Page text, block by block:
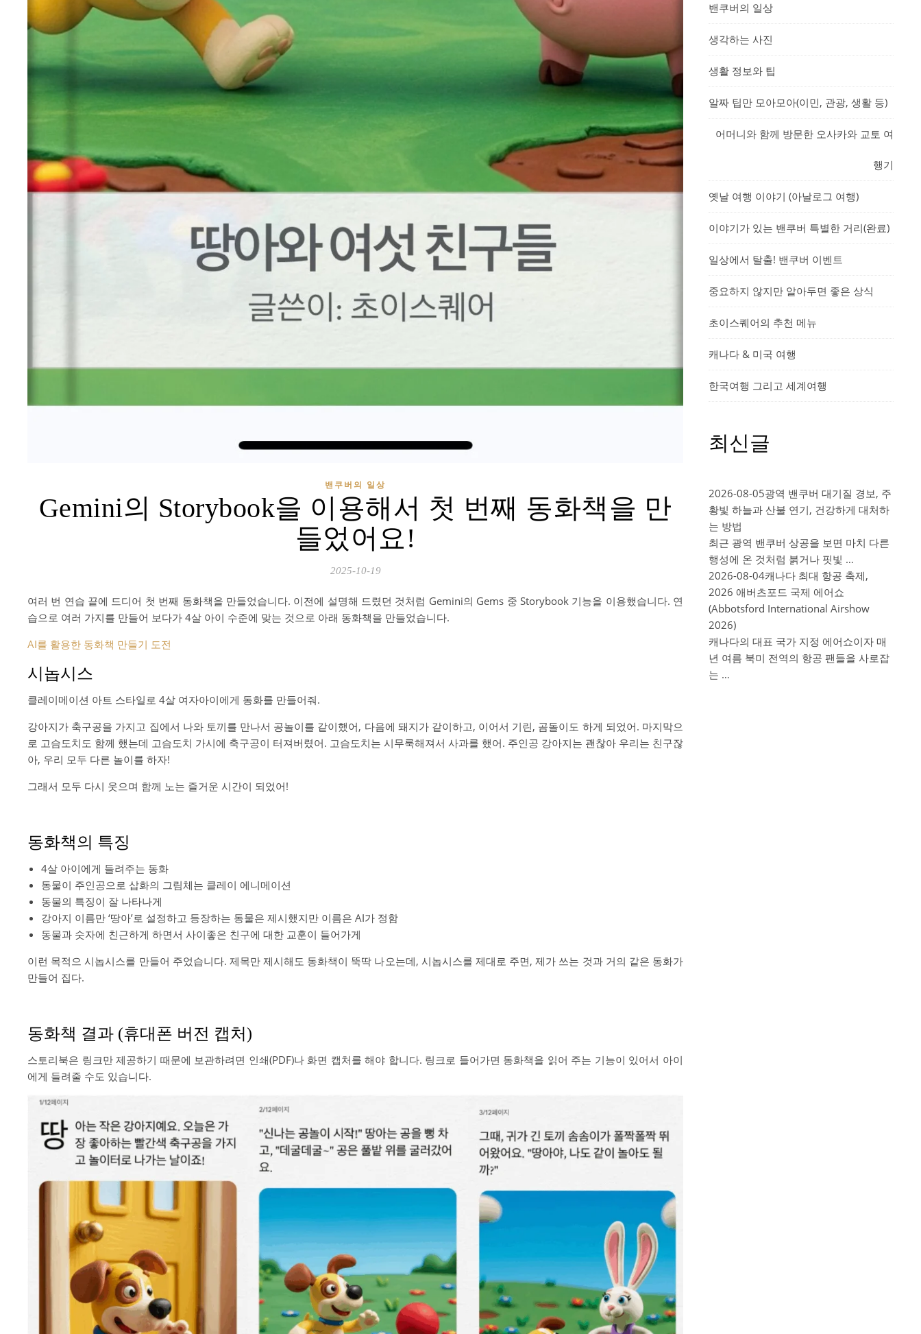
밴쿠버의 일상
Gemini의 Storybook을 이용해서 첫 번째 동화책을 만
들었어요!
2025-10-19
여러 번 연습 끝에 드디어 첫 번째 동화책을 만들었습니다. 이전에 설명해 드렸던 것처럼 Gemini의 Gems 중 Storybook 기능을 이용했습니다. 연
습으로 여러 가지를 만들어 보다가 4살 아이 수준에 맞는 것으로 아래 동화책을 만들었습니다.
AI를 활용한 동화책 만들기 도전
시놉시스
클레이메이션 아트 스타일로 4살 여자아이에게 동화를 만들어줘.
강아지가 축구공을 가지고 집에서 나와 토끼를 만나서 공놀이를 같이했어, 다음에 돼지가 같이하고, 이어서 기린, 곰돌이도 하게 되었어. 마지막으
로 고슴도치도 함께 했는데 고슴도치 가시에 축구공이 터져버렸어. 고슴도치는 시무룩해져서 사과를 했어. 주인공 강아지는 괜찮아 우리는 친구잖
아, 우리 모두 다른 놀이를 하자!
그래서 모두 다시 웃으며 함께 노는 즐거운 시간이 되었어!
동화책의 특징
4살 아이에게 들려주는 동화
동물이 주인공으로 삽화의 그림체는 클레이 에니메이션
동물의 특징이 잘 나타나게
강아지 이름만 ‘땅아’로 설정하고 등장하는 동물은 제시했지만 이름은 AI가 정함
동물과 숫자에 친근하게 하면서 사이좋은 친구에 대한 교훈이 들어가게
이런 목적으 시놉시스를 만들어 주었습니다. 제목만 제시해도 동화책이 뚝딱 나오는데, 시놉시스를 제대로 주면, 제가 쓰는 것과 거의 같은 동화가
만들어 집다.
동화책 결과 (휴대폰 버전 캡처)
스토리북은 링크만 제공하기 때문에 보관하려면 인쇄(PDF)나 화면 캡처를 해야 합니다. 링크로 들어가면 동화책을 읽어 주는 기능이 있어서 아이
에게 들려줄 수도 있습니다.
밴쿠버의 일상
생각하는 사진
생활 정보와 팁
알짜 팁만 모아모아(이민, 관광, 생활 등)
어머니와 함께 방문한 오사카와 교토 여
행기
옛날 여행 이야기 (아날로그 여행)
이야기가 있는 밴쿠버 특별한 거리(완료)
일상에서 탈출! 밴쿠버 이벤트
중요하지 않지만 알아두면 좋은 상식
초이스퀘어의 추천 메뉴
캐나다 & 미국 여행
한국여행 그리고 세계여행
최신글
2026-08-05광역 밴쿠버 대기질 경보, 주
황빛 하늘과 산불 연기, 건강하게 대처하
는 방법
최근 광역 밴쿠버 상공을 보면 마치 다른
행성에 온 것처럼 붉거나 핏빛 …
2026-08-04캐나다 최대 항공 축제,
2026 애버츠포드 국제 에어쇼
(Abbotsford International Airshow
2026)
캐나다의 대표 국가 지정 에어쇼이자 매
년 여름 북미 전역의 항공 팬들을 사로잡
는 …